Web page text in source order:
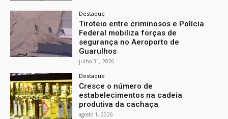
Destaque
Tiroteio entre criminosos e Polícia
Federal mobiliza forças de
segurança no Aeroporto de
Guarulhos
julho 31, 2026
Destaque
Cresce o número de
estabelecimentos na cadeia
produtiva da cachaça
agosto 1, 2026